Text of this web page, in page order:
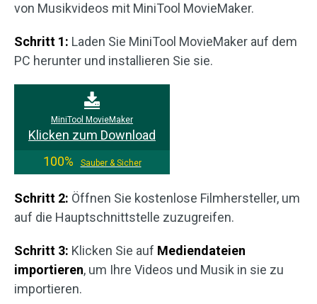
von Musikvideos mit MiniTool MovieMaker.
Schritt 1: Laden Sie MiniTool MovieMaker auf dem
PC herunter und installieren Sie sie.
MiniTool MovieMaker
Klicken zum Download
100%
Sauber & Sicher
Schritt 2: Öffnen Sie kostenlose Filmhersteller, um
auf die Hauptschnittstelle zuzugreifen.
Schritt 3: Klicken Sie auf Mediendateien
importieren, um Ihre Videos und Musik in sie zu
importieren.